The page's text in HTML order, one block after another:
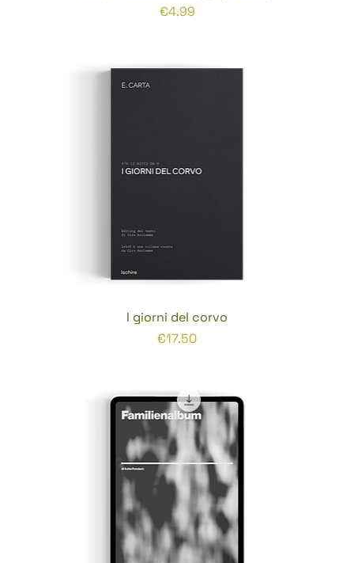
Prezzo
€4.99
I giorni del corvo
Prezzo
€17.50